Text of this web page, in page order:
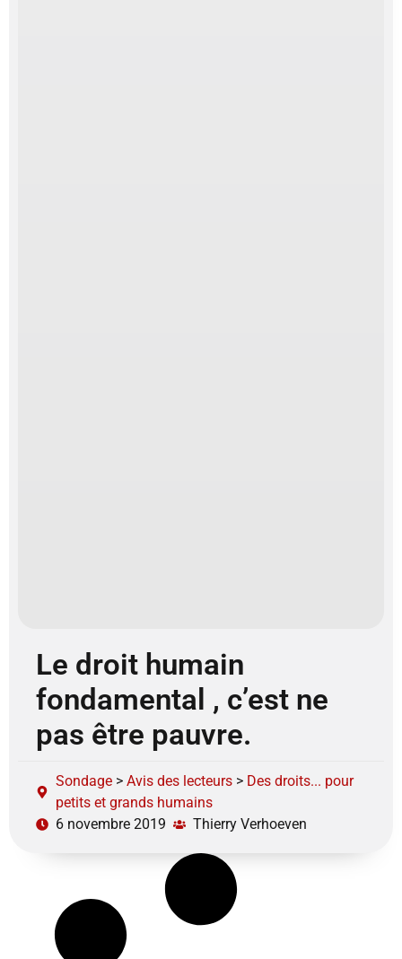
Le droit humain
fondamental , c’est ne
pas être pauvre.
Sondage > Avis des lecteurs > Des droits... pour
petits et grands humains
6 novembre 2019
Thierry Verhoeven